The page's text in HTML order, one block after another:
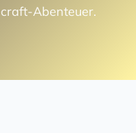
Abenteuer.